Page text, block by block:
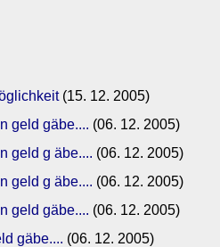
(15. 12. 2005)
geld gäbe.... (06. 12. 2005)
geld g äbe.... (06. 12. 2005)
geld g äbe.... (06. 12. 2005)
geld gäbe.... (06. 12. 2005)
gäbe.... (06. 12. 2005)